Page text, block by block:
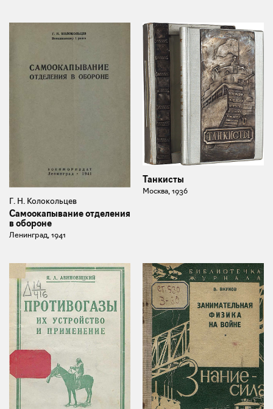
Г. Н. Колокольцев
Самоокапывание отделения
в обороне
Ленинград, 1941
Танкисты
Москва, 1936